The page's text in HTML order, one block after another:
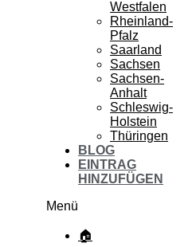
Westfalen
Rheinland-
Pfalz
Saarland
Sachsen
Sachsen-
Anhalt
Schleswig-
Holstein
Thüringen
BLOG
EINTRAG
HINZUFÜGEN
Menü
🏠